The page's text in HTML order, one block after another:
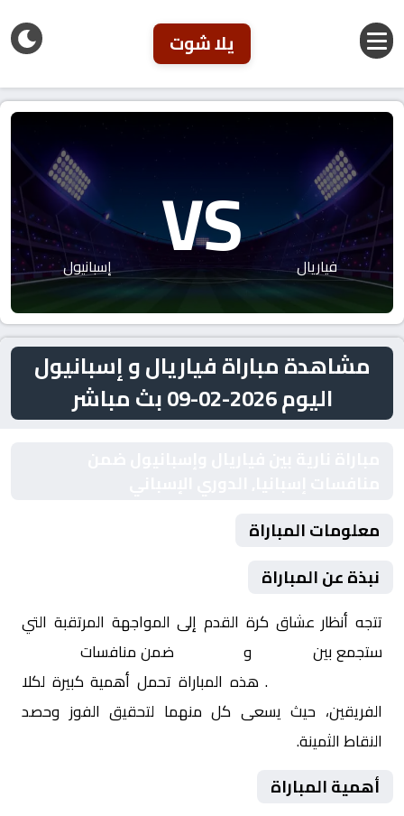
يلا شوت
فياريال VS إسبانيول
مشاهدة مباراة فياريال و إسبانيول
اليوم 2026-02-09 بث مباشر
معلومات المباراة
نبذة عن المباراة
تتجه أنظار عشاق كرة القدم إلى المواجهة المرتقبة التي
ستجمع بين
و ضمن منافسات
. هذه المباراة تحمل أهمية كبيرة لكلا
الفريقين، حيث يسعى كل منهما لتحقيق الفوز وحصد
النقاط الثمينة.
أهمية المباراة